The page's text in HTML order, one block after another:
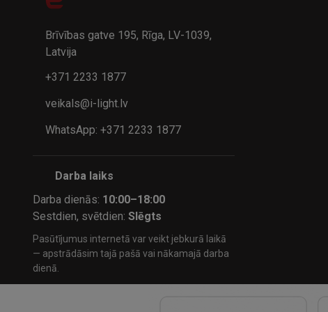
32.95€
Brīvības gatve 195, Rīga, LV-1039,
Latvija
+371 2233 1877
veikals@i-light.lv
WhatsApp: +371 2233 1877
Darba laiks
Darba dienās: 10:00–18:00
Sestdien, svētdien:Slēgts
Pasūtījumus internetā var veikt jebkurā laikā
— apstrādāsim tajā pašā vai nākamajā darba
dienā.